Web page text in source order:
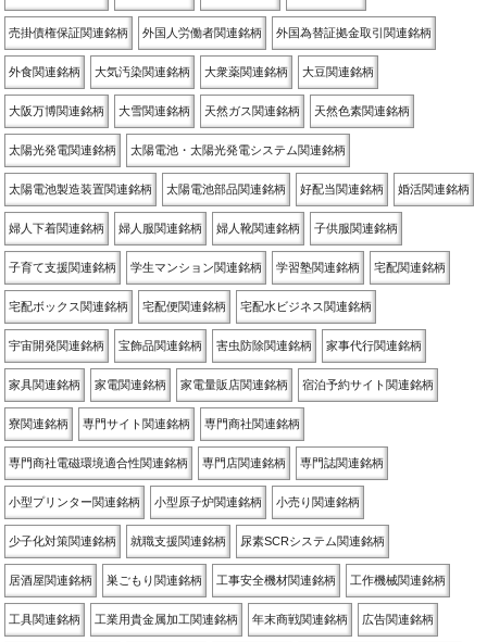
売掛債権保証関連銘柄 外国人労働者関連銘柄 外国為替証拠金取引関連銘柄
外食関連銘柄 大気汚染関連銘柄 大衆薬関連銘柄 大豆関連銘柄
大阪万博関連銘柄 大雪関連銘柄 天然ガス関連銘柄 天然色素関連銘柄
太陽光発電関連銘柄 太陽電池・太陽光発電システム関連銘柄
太陽電池製造装置関連銘柄 太陽電池部品関連銘柄 好配当関連銘柄 婚活関連銘柄
婦人下着関連銘柄 婦人服関連銘柄 婦人靴関連銘柄 子供服関連銘柄
子育て支援関連銘柄 学生マンション関連銘柄 学習塾関連銘柄 宅配関連銘柄
宅配ボックス関連銘柄 宅配便関連銘柄 宅配水ビジネス関連銘柄
宇宙開発関連銘柄 宝飾品関連銘柄 害虫防除関連銘柄 家事代行関連銘柄
家具関連銘柄 家電関連銘柄 家電量販店関連銘柄 宿泊予約サイト関連銘柄
寮関連銘柄 専門サイト関連銘柄 専門商社関連銘柄
専門商社電磁環境適合性関連銘柄 専門店関連銘柄 専門誌関連銘柄
小型プリンター関連銘柄 小型原子炉関連銘柄 小売り関連銘柄
少子化対策関連銘柄 就職支援関連銘柄 尿素SCRシステム関連銘柄
居酒屋関連銘柄 巣ごもり関連銘柄 工事安全機材関連銘柄 工作機械関連銘柄
工具関連銘柄 工業用貴金属加工関連銘柄 年末商戦関連銘柄 広告関連銘柄